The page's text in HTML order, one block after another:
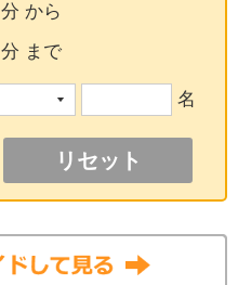
分 から
分 まで
名
リセット